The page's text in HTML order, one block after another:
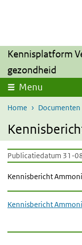
Kennisplatform
gezondheid
Menu
Home Documenten
Publicatiedatum 31-
Kennisbericht
Kennisbericht